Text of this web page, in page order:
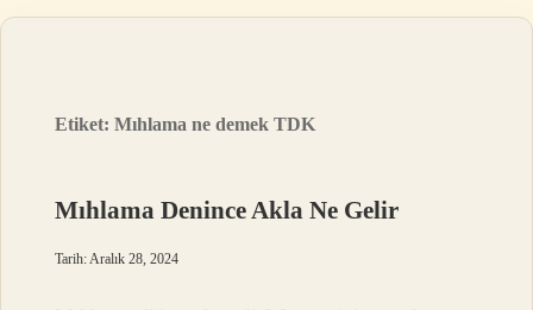
Etiket:Mıhlama ne demek TDK
Mıhlama Denince Akla Ne Gelir
Tarih: Aralık 28, 2024